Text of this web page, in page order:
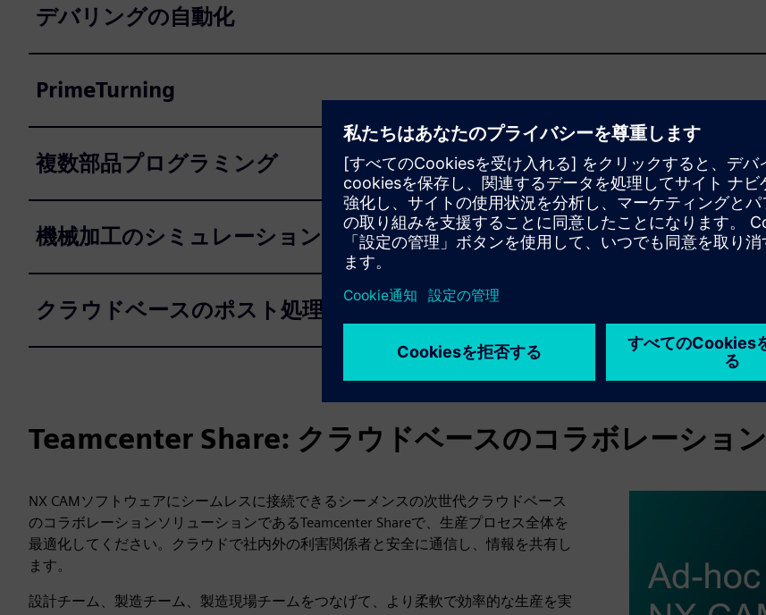
デバリングの自動化
PrimeTurning
複数部品プログラミング
機械加工のシミュレーション
クラウドベースのポスト処理
Teamcenter Share: クラウドベースのコラボレーション
NX CAMソフトウェアにシームレスに接続できるシーメンスの次世代クラウドベース
のコラボレーションソリューションであるTeamcenter Shareで、生産プロセス全体を
最適化してください。クラウドで社内外の利害関係者と安全に通信し、情報を共有し
ます。
設計チーム、製造チーム、製造現場チームをつなげて、より柔軟で効率的な生産を実